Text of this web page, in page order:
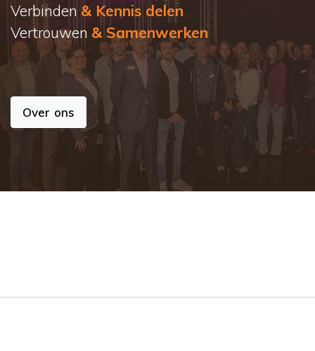
Verbinden & Kennis delen
Vertrouwen & Samenwerken
Over ons